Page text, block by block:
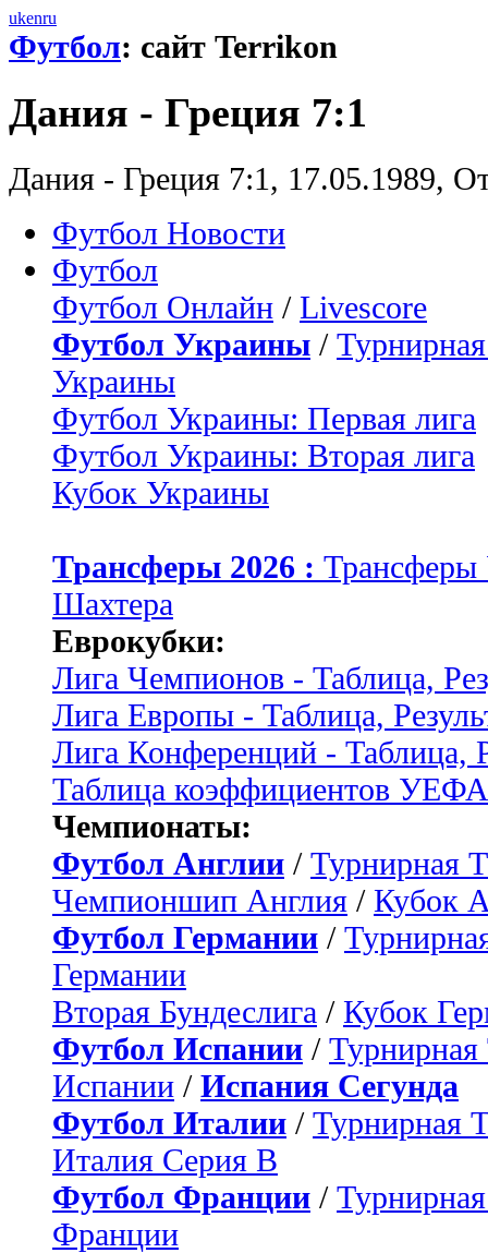
ukenru
Футбол: сайт Terrikon
Дания - Греция 7:1
Дания - Греция 7:1, 17.05.1989,
Футбол Новости
Футбол
Футбол Онлайн / Livescore
Футбол Украины /
Украины
Футбол Украины: Первая лига
Футбол Украины: Вторая лига
Кубок Украины
Трансферы 2026 :
Шахтера
Еврокубки:
Лига Чемпионов - Таблица,
Лига Европы - Таблица,
Лига Конференций - Таблица,
Таблица коэффициентов УЕФА
Чемпионаты:
Футбол Англии / Турнирная
Чемпионшип Англия / Кубок
Футбол Германии /
Германии
Вторая Бундеслига / Кубок
Футбол Испании / Турнирная
Испании / Испания Сегунда
Футбол Италии / Турнирная
Италия Серия B
Футбол Франции /
Франции